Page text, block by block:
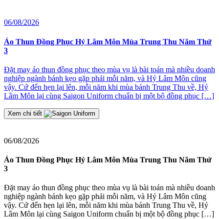
06/08/2026
Áo Thun Đồng Phục Hỷ Lâm Môn Mùa Trung Thu Năm Thứ
3
Đặt may áo thun đồng phục theo mùa vụ là bài toán mà nhiều doanh
nghiệp ngành bánh kẹo gặp phải mỗi năm, và Hỷ Lâm Môn cũng
vậy. Cứ đến hẹn lại lên, mỗi năm khi mùa bánh Trung Thu về, Hỷ
Lâm Môn lại cùng Saigon Uniform chuẩn bị một bộ đồng phục […]
Xem chi tiết
06/08/2026
Áo Thun Đồng Phục Hỷ Lâm Môn Mùa Trung Thu Năm Thứ
3
Đặt may áo thun đồng phục theo mùa vụ là bài toán mà nhiều doanh
nghiệp ngành bánh kẹo gặp phải mỗi năm, và Hỷ Lâm Môn cũng
vậy. Cứ đến hẹn lại lên, mỗi năm khi mùa bánh Trung Thu về, Hỷ
Lâm Môn lại cùng Saigon Uniform chuẩn bị một bộ đồng phục […]